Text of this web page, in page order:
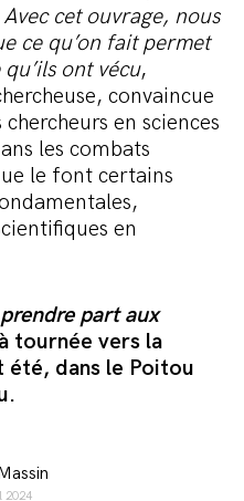
Avec cet ouvrage, nous
ce qu’on fait permet
ont vécu,
convaincue
en sciences
les combats
le font certains
en
part aux
tournée vers la
été, dans le Poitou
2024